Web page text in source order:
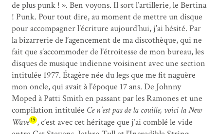
de plus punk ! ». Ben voyons. Il sort l’artillerie, le Bertina
! Punk. Pour tout dire, au moment de mettre un disque
pour accompagner l’écriture aujourd’hui, j’ai hésité. Par
la bizarrerie de l’agencement de ma discothèque, qui ne
fait que s’accommoder de l’étroitesse de mon bureau, les
disques de musique indienne voisinent avec une section
intitulée 1977. Étagère née du legs que me fit naguère
mon oncle, qui avait à l’époque 17 ans. De Johnny
Moped à Patti Smith en passant par les Ramones et une
compilation intitulée Ce n’est pas de la couille, voici la New
Wave 15 , c’est avec cet héritage que j’ai comblé le vide